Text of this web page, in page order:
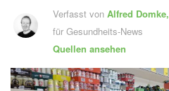
Verfasst vonAlfred Domke,
für Gesundheits-News
Quellen ansehen